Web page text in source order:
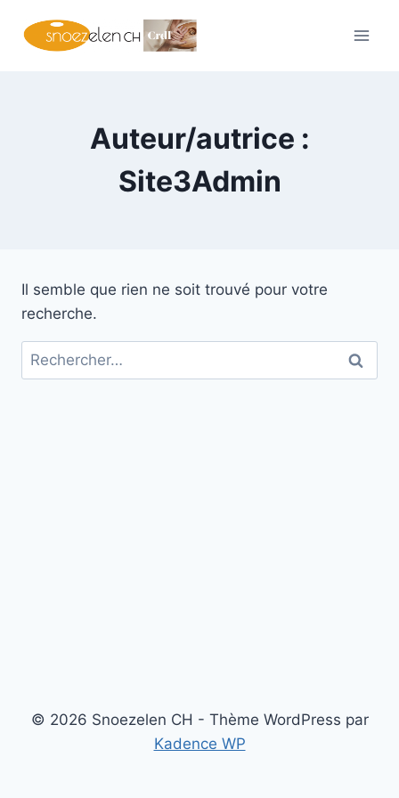
Auteur/autrice :
Site3Admin
Il semble que rien ne soit trouvé pour votre
recherche.
Rechercher :
© 2026 Snoezelen CH - Thème WordPress par
Kadence WP